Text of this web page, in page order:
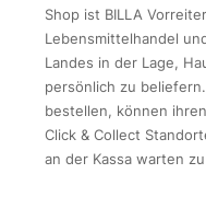
Shop ist BILLA
Lebensmittelhandel
Landes in der Lage,
persönlich zu
bestellen, können
Click & Collect
an der Kassa warten